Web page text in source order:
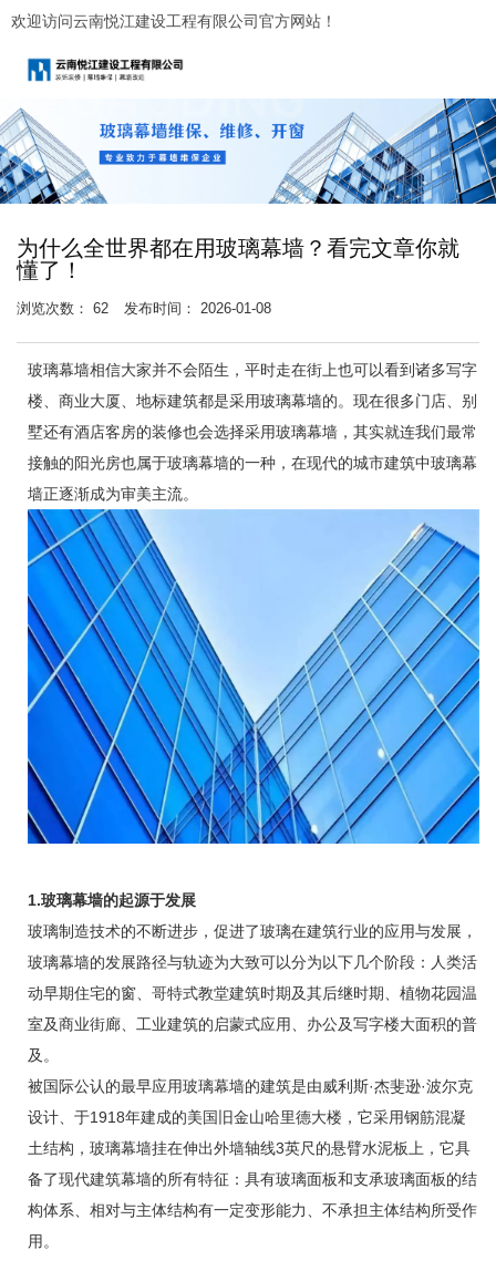
欢迎访问云南悦江建设工程有限公司官方网站！
为什么全世界都在用玻璃幕墙？看完文章你就
懂了！
浏览次数： 62 发布时间： 2026-01-08
玻璃幕墙相信大家并不会陌生，平时走在街上也可以看到诸多写字
楼、商业大厦、地标建筑都是采用玻璃幕墙的。现在很多门店、别
墅还有酒店客房的装修也会选择采用玻璃幕墙，其实就连我们最常
接触的阳光房也属于玻璃幕墙的一种，在现代的城市建筑中玻璃幕
墙正逐渐成为审美主流。
1.玻璃幕墙的起源于发展
玻璃制造技术的不断进步，促进了玻璃在建筑行业的应用与发展，
玻璃幕墙的发展路径与轨迹为大致可以分为以下几个阶段：人类活
动早期住宅的窗、哥特式教堂建筑时期及其后继时期、植物花园温
室及商业街廊、工业建筑的启蒙式应用、办公及写字楼大面积的普
及。
被国际公认的最早应用玻璃幕墙的建筑是由威利斯·杰斐逊·波尔克
设计、于1918年建成的美国旧金山哈里德大楼，它采用钢筋混凝
土结构，玻璃幕墙挂在伸出外墙轴线3英尺的悬臂水泥板上，它具
备了现代建筑幕墙的所有特征：具有玻璃面板和支承玻璃面板的结
构体系、相对与主体结构有一定变形能力、不承担主体结构所受作
用。